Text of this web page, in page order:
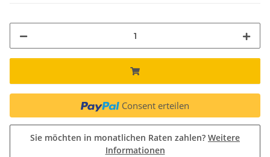
Consent erteilen
Sie möchten in monatlichen Raten zahlen? Weitere
Informationen